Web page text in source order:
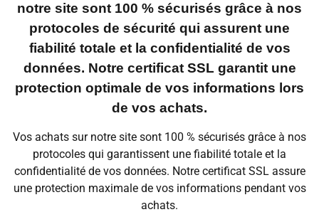
notre site sont 100 % sécurisés grâce à nos
protocoles de sécurité qui assurent une
fiabilité totale et la confidentialité de vos
données. Notre certificat SSL garantit une
protection optimale de vos informations lors
de vos achats.
Vos achats sur notre site sont 100 % sécurisés grâce à nos
protocoles qui garantissent une fiabilité totale et la
confidentialité de vos données. Notre certificat SSL assure
une protection maximale de vos informations pendant vos
achats.